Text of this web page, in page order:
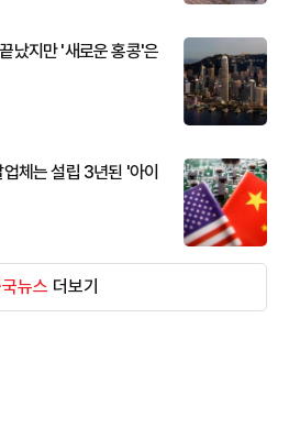
났지만 '새로운 홍콩'은
체는 설립 3년된 '아이
뉴스 더보기